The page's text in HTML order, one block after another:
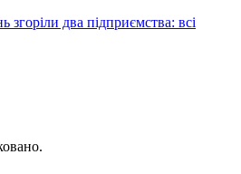
згоріли два підприємства: всі